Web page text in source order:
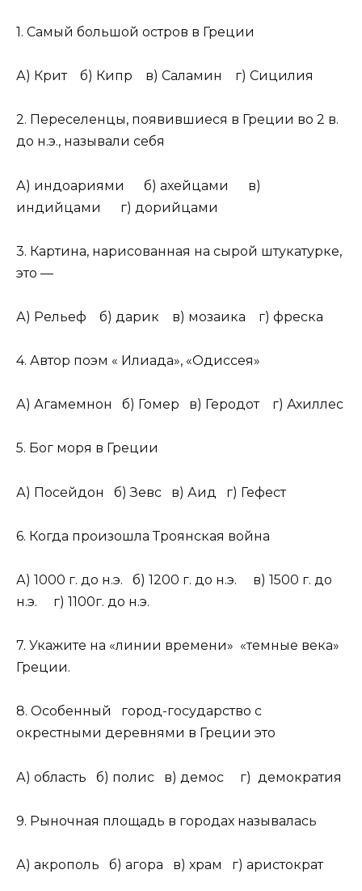
1. Самый большой остров в Греции
А) Крит б) Кипр в) Саламин г) Сицилия
2. Переселенцы, появившиеся в Греции во 2 в.
до н.э., называли себя
А) индоариями б) ахейцами в)
индийцами г) дорийцами
3. Картина, нарисованная на сырой штукатурке,
это —
А) Рельеф б) дарик в) мозаика г) фреска
4. Автор поэм « Илиада», «Одиссея»
А) Агамемнон б) Гомер в) Геродот г) Ахиллес
5. Бог моря в Греции
А) Посейдон б) Зевс в) Аид г) Гефест
6. Когда произошла Троянская война
А) 1000 г. до н.э. б) 1200 г. до н.э. в) 1500 г. до
н.э. г) 1100г. до н.э.
7. Укажите на «линии времени» «темные века»
Греции.
8. Особенный город-государство с
окрестными деревнями в Греции это
А) область б) полис в) демос г) демократия
9. Рыночная площадь в городах называлась
А) акрополь б) агора в) храм г) аристократ